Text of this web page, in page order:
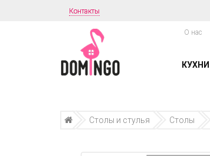
Контакты
О нас
КУХНИ
Столы и стулья Столы